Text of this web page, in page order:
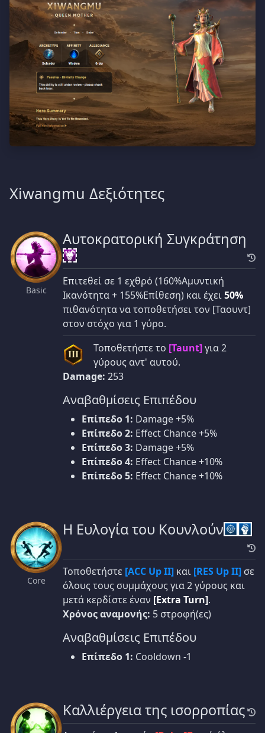
Xiwangmu Δεξιότητες
Basic
Αυτοκρατορική Συγκράτηση
Επιτεθεί σε 1 εχθρό (160%Αμυντική
Ικανότητα + 155%Επίθεση) και έχει50%
πιθανότητα να τοποθετήσει τον [Ταουντ]
στον στόχο για 1 γύρο.
III Τοποθετήστε το [Taunt]για 2
γύρους αντ' αυτού.
Damage: 253
Αναβαθμίσεις Επιπέδου
Επίπεδο 1: Damage +5%
Επίπεδο 2: Effect Chance +5%
Επίπεδο 3: Damage +5%
Επίπεδο 4: Effect Chance +10%
Επίπεδο 5: Effect Chance +10%
Core
Η Ευλογία του Κουνλούν
Τοποθετήστε [ACC Up II] και [RES Up II] σε
όλους τους συμμάχους για 2 γύρους και
μετά κερδίστε έναν [Extra Turn].
Χρόνος αναμονής: 5 στροφή(ες)
Αναβαθμίσεις Επιπέδου
Επίπεδο 1: Cooldown -1
Καλλιέργεια της ισορροπίας